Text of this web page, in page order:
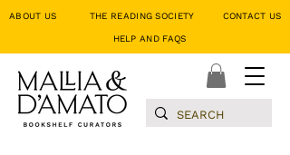
ABOUT US THE READING SOCIETY CONTACT
HELP AND FAQS